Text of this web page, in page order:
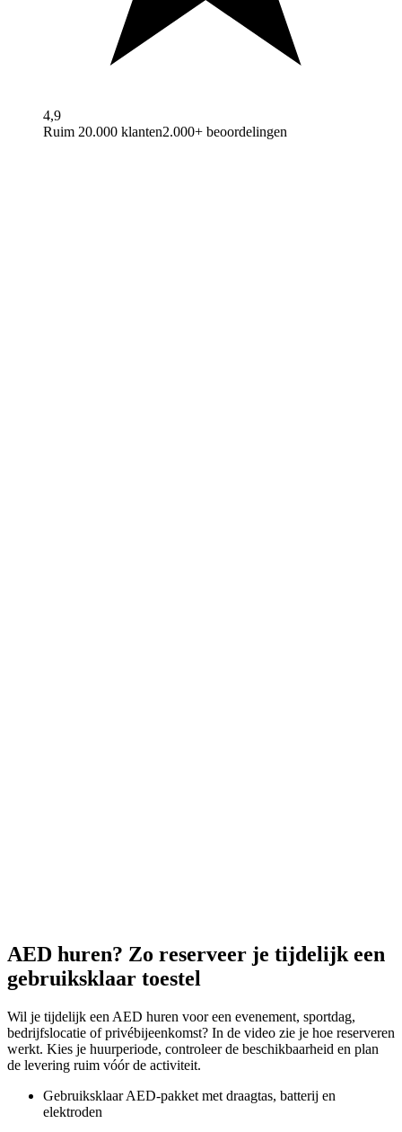
4,9
Ruim 20.000 klanten2.000+ beoordelingen
AED huren? Zo reserveer je tijdelijk een
gebruiksklaar toestel
Wil je tijdelijk een AED huren voor een evenement, sportdag,
bedrijfslocatie of privébijeenkomst? In de video zie je hoe reserveren
werkt. Kies je huurperiode, controleer de beschikbaarheid en plan
de levering ruim vóór de activiteit.
Gebruiksklaar AED-pakket met draagtas, batterij en
elektroden